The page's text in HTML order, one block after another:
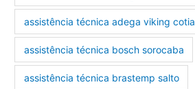
assistência técnica adega viking cotia
assistência técnica bosch sorocaba
assistência técnica brastemp salto